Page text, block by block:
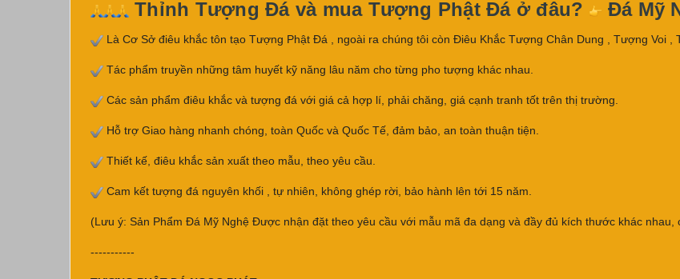
Thỉnh Tượng Đá và mua Tượng Phật Đá ở đâu? Đá Mỹ
Là Cơ Sở điêu khắc tôn tạo Tượng Phật Đá , ngoài ra chúng tôi còn Điêu Khắc Tượng Chân Dung , Tượng Voi
Tác phẩm truyền những tâm huyết kỹ năng lâu năm cho từng pho tượng khác nhau.
Các sản phẩm điêu khắc và tượng đá với giá cả hợp lí, phải chăng, giá cạnh tranh tốt trên thị trường.
Hỗ trợ Giao hàng nhanh chóng, toàn Quốc và Quốc Tế, đảm bảo, an toàn thuận tiện.
Thiết kế, điêu khắc sản xuất theo mẫu, theo yêu cầu.
Cam kết tượng đá nguyên khối , tự nhiên, không ghép rời, bảo hành lên tới 15 năm.
(Lưu ý: Sản Phẩm Đá Mỹ Nghệ Được nhận đặt theo yêu cầu với mẫu mã đa dạng và đầy đủ kích thước khác nhau,
-----------